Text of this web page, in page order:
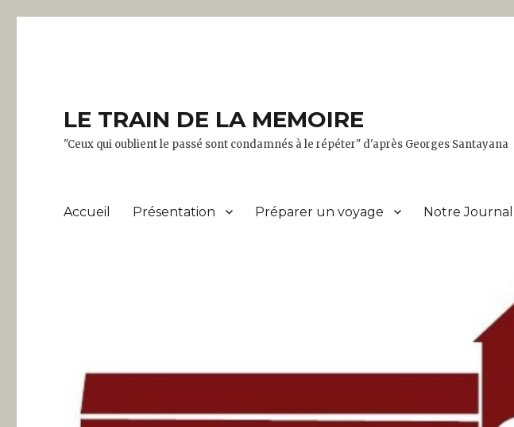
LE TRAIN DE LA MEMOIRE
"Ceux qui oublient le passé sont condamnés à le répéter" d'après Georges Santayana
Accueil Présentation Préparer un voyage Notre Journal